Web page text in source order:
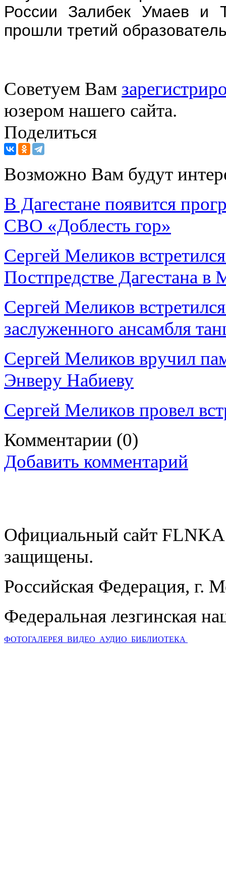
России Залибек Умаев и
прошли третий
Советуем Вам
юзером нашего сайта.
Поделиться
Возможно Вам будут
В Дагестане появится
СВО «Доблесть гор»
Сергей Меликов
Постпредстве Дагестана в
Сергей Меликов
заслуженного ансамбля
Сергей Меликов вручил
Энверу Набиеву
Сергей Меликов провел
Комментарии (0)
Добавить комментарий
Официальный сайт
защищены.
Российская Федерация, г.
Федеральная лезгинская
ФОТОГАЛЕРЕЯ ВИДЕО АУДИО БИБЛИОТЕКА